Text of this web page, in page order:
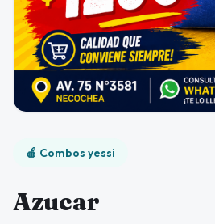
🍎 Combos yessi
Azucar